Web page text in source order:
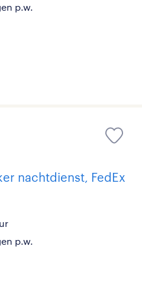
p.w.
nachtdienst, FedEx
p.w.